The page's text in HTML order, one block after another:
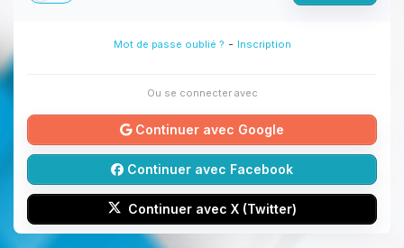
Mot de passe oublié ? - Inscription
Ou se connecter avec
Continuer avec Google
Continuer avec Facebook
Continuer avec X (Twitter)